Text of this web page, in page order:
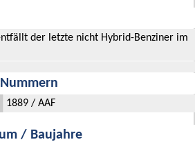
der letzte nicht Hybrid-Benziner im
1889 / AAF
/ Baujahre